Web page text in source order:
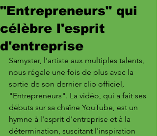
"Entrepreneurs" qui
célèbre l'esprit
d'entreprise
Samyster, l'artiste aux multiples talents,
nous régale une fois de plus avec la
sortie de son dernier clip officiel,
"Entrepreneurs". La vidéo, qui a fait ses
débuts sur sa chaîne YouTube, est un
hymne à l'esprit d'entreprise et à la
détermination, suscitant l'inspiration